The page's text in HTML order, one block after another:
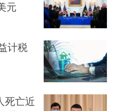
元
计税
死亡近